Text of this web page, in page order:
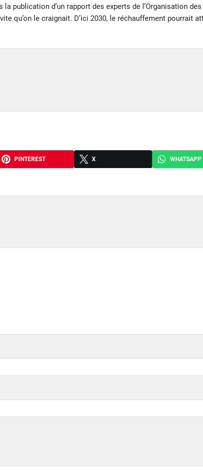
publication d’un rapport des experts de l’Organisation
qu’on le craignait. D’ici 2030, le réchauffement pourrait
PINTEREST X WHATSAPP